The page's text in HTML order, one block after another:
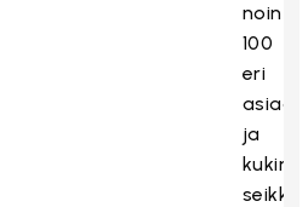
noin
100
eri
asiaa,
ja
kukin
seikka